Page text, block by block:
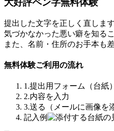
大好評ペン字無料体験
提出した文字を正しく直します
気づかなかった悪い癖を知る
また、名前・住所のお手本も
無料体験ご利用の流れ
1.提出用フォーム（台紙
2.内容を入力
3.送る（メールに画像を
記入例